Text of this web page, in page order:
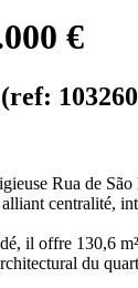
€
Rua de
centralité,
il offre 130,6
du